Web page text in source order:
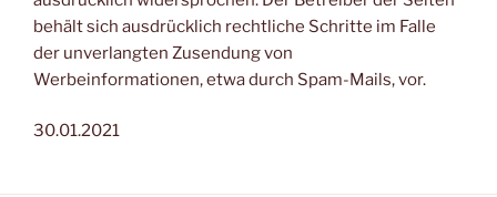
behält sich ausdrücklich rechtliche Schritte im Falle
der unverlangten Zusendung von
Werbeinformationen, etwa durch Spam-Mails, vor.
30.01.2021